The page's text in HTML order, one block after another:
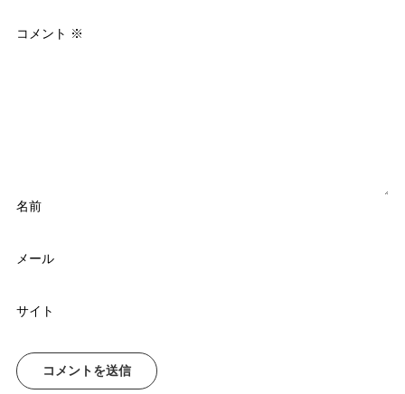
コメント ※
名前
メール
サイト